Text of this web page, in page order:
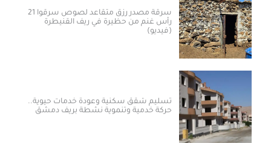
سرقة مصدر رزق متقاعد لصوص سرقوا 21
رأس غنم من حظيرة في ريف القنيطرة
(فيديو)
تسليم شقق سكنية وعودة خدمات حيوية..
حركة خدمية وتنموية نشطة بريف دمشق